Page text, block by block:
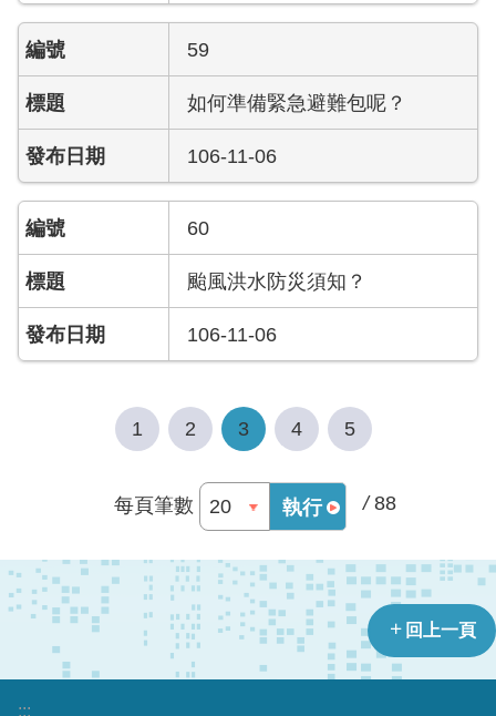
台
北
隱
私
及
資
安
全
政
策
放
告
版
59
如何準備緊急避難包呢？
106-11-06
60
颱風洪水防災須知？
106-11-06
1 2 3 4 5
每頁筆數 執行 / 88
回上一頁
:::